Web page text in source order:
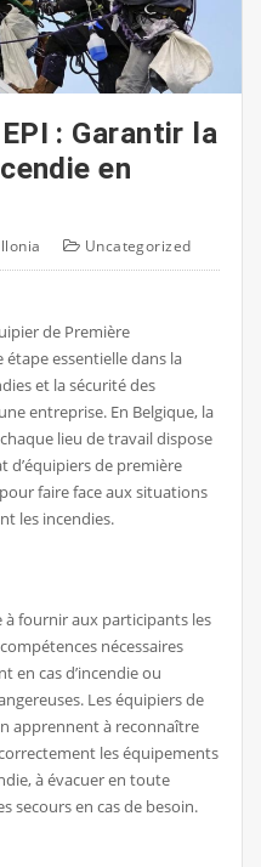
: Garantir la
en
Uncategorized
de Première
essentielle dans la
et la sécurité des
entreprise. En Belgique, la
lieu de travail dispose
d’équipiers de première
faire face aux situations
les incendies.
à fournir aux participants les
nécessaires
en cas d’incendie ou
Les équipiers de
apprennent à reconnaître
les équipements
à évacuer en toute
secours en cas de besoin.